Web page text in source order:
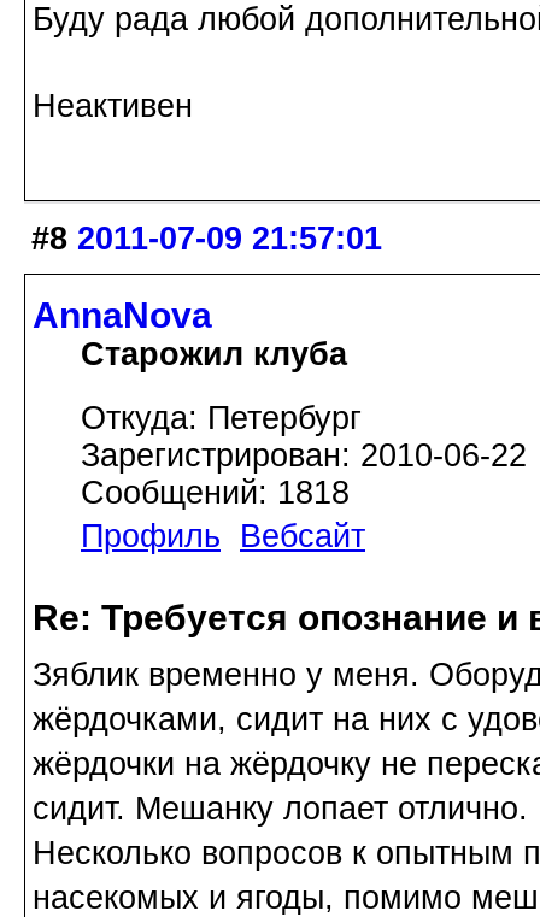
Буду рада любой
Неактивен
#8 2011-07-09 21:57:01
AnnaNova
Старожил клуба
Откуда: Петербург
Зарегистрирован: 2010-06-22
Сообщений: 1818
Профиль
Вебсайт
Re: Требуется опознание
Зяблик временно у меня.
жёрдочками, сидит на них с
жёрдочки на жёрдочку не
сидит. Мешанку лопает отлично.
Несколько вопросов к опытным
насекомых и ягоды, помимо